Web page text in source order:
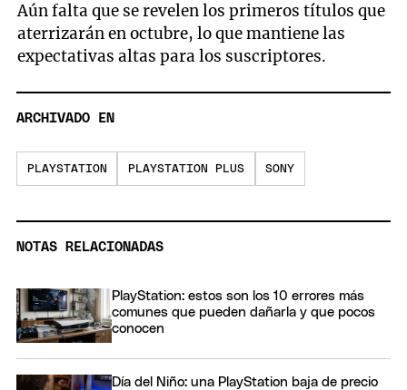
Aún falta que se revelen los primeros títulos que
aterrizarán en octubre, lo que mantiene las
expectativas altas para los suscriptores.
ARCHIVADO EN
PLAYSTATION PLAYSTATION PLUS SONY
NOTAS RELACIONADAS
PlayStation: estos son los 10 errores más
comunes que pueden dañarla y que pocos
conocen
Día del Niño: una PlayStation baja de precio